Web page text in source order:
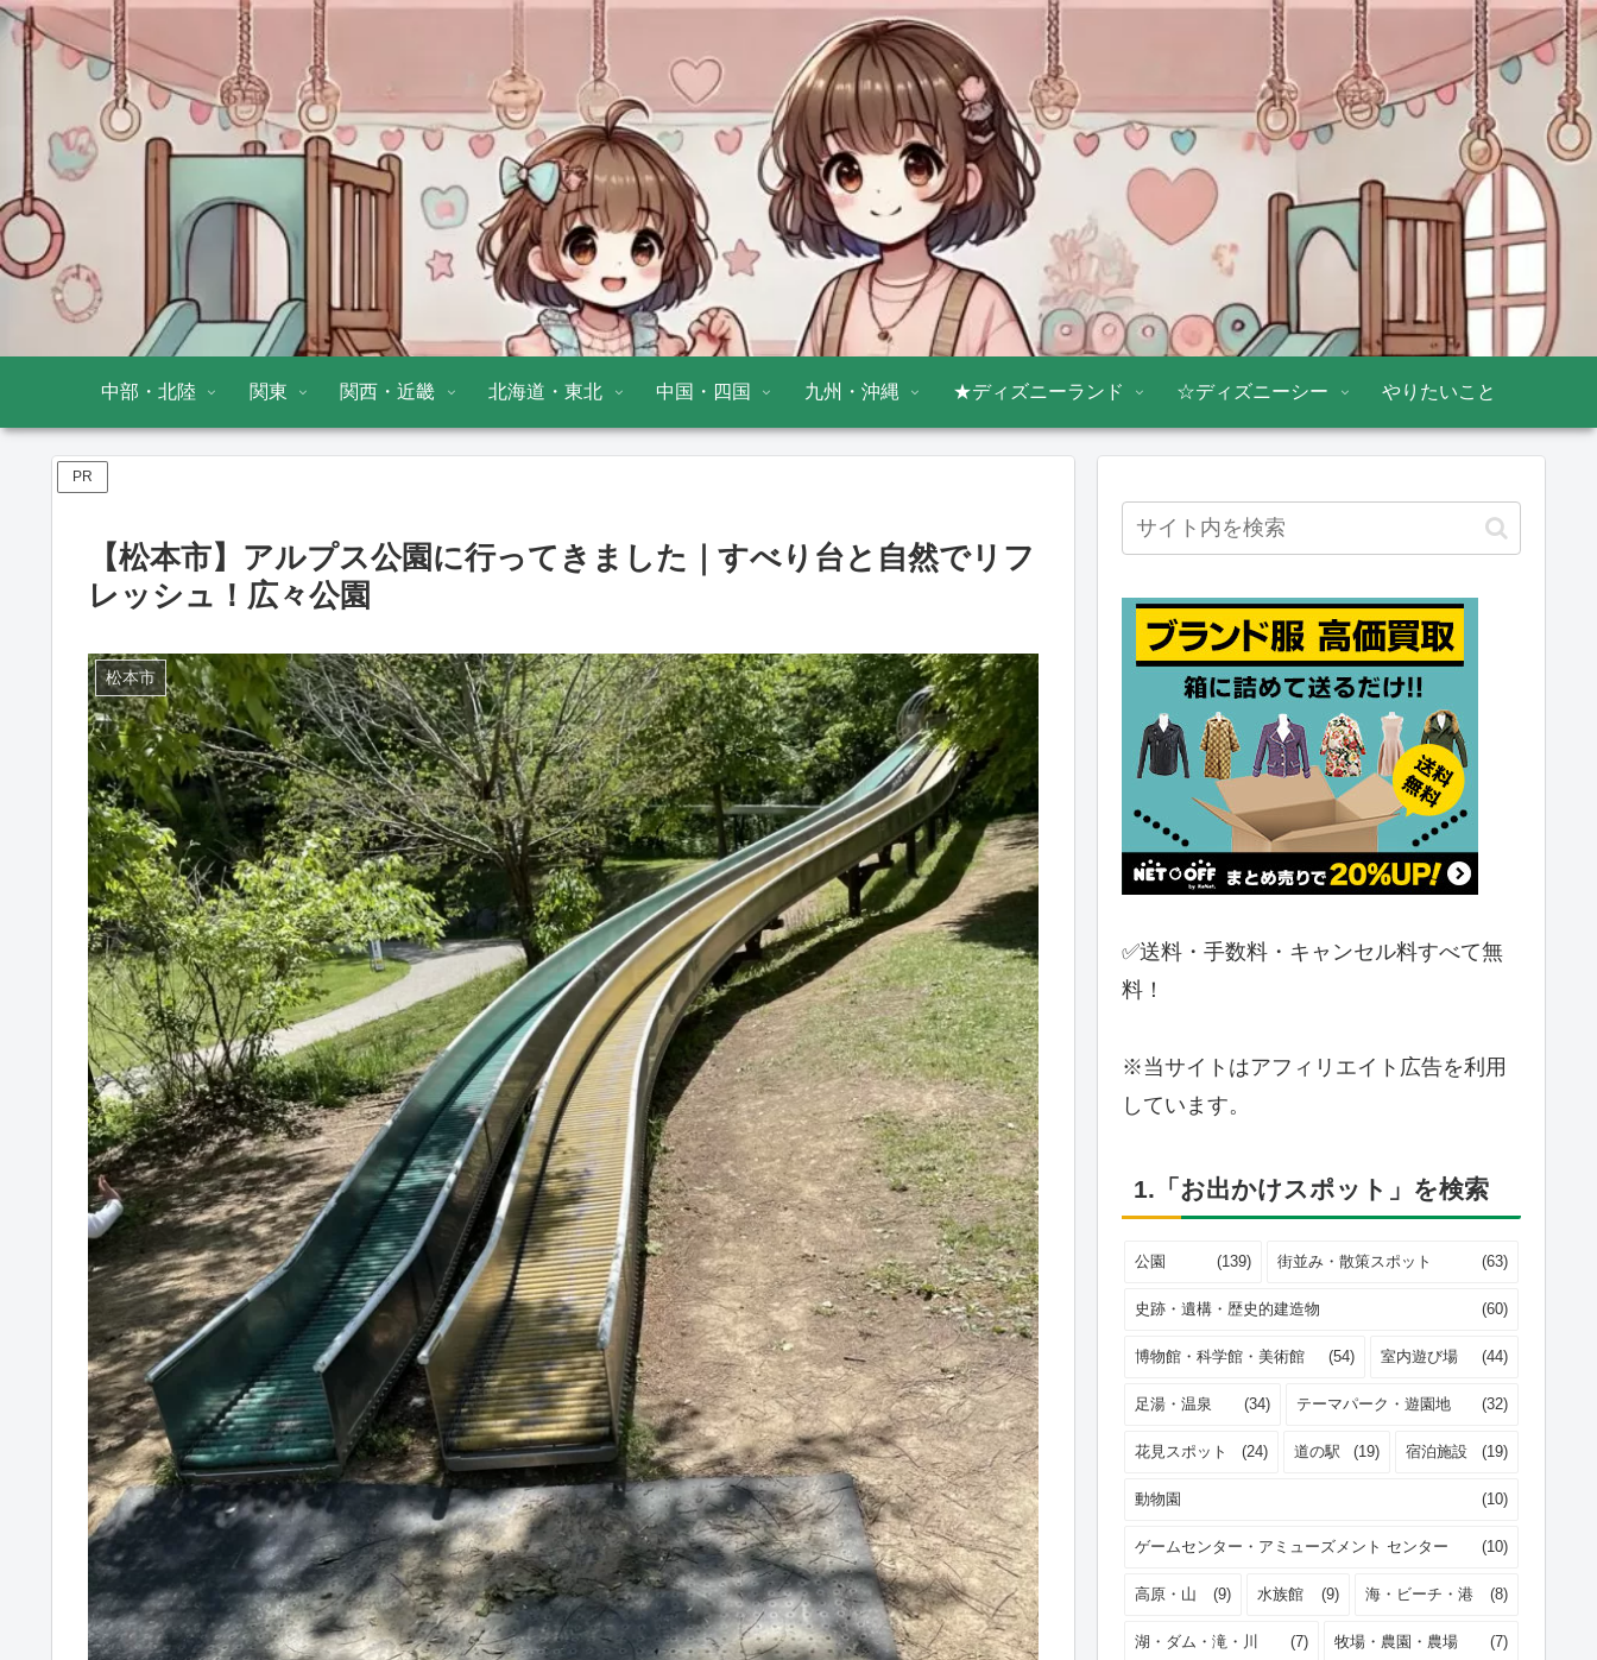
中部・北陸 関東 関西・近畿 北海道・東北 中国・四国 九州・沖縄 ★ディズニーランド ☆ディズニーシー やりたいこと
PR
【松本市】アルプス公園に行ってきました｜すべり台と自然でリフ
レッシュ！広々公園
松本市
✅送料・手数料・キャンセル料すべて無
料！
※当サイトはアフィリエイト広告を利用
しています。
1.「お出かけスポット」を検索
公園 (139) 街並み・散策スポット (63)
史跡・遺構・歴史的建造物 (60)
博物館・科学館・美術館 (54) 室内遊び場 (44)
足湯・温泉 (34) テーマパーク・遊園地 (32)
花見スポット (24) 道の駅 (19) 宿泊施設 (19)
動物園 (10)
ゲームセンター・アミューズメント センター (10)
高原・山 (9) 水族館 (9) 海・ビーチ・港 (8)
湖・ダム・滝・川 (7) 牧場・農園・農場 (7)